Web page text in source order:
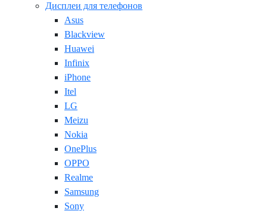
Дисплеи для телефонов
Asus
Blackview
Huawei
Infinix
iPhone
Itel
LG
Meizu
Nokia
OnePlus
OPPO
Realme
Samsung
Sony